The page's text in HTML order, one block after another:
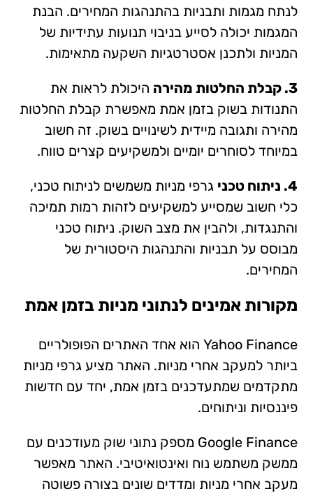
לנתח מגמות ותבניות בהתנהגות המחירים. הבנת
המגמות יכולה לסייע בניבוי תנועות עתידיות של
המניות ולתכנן אסטרטגיות השקעה מתאימות.
3. קבלת החלטות מהירה
היכולת לראות את
התנודות בשוק בזמן אמת מאפשרת קבלת החלטות
מהירה ותגובה מיידית לשינויים בשוק. זה חשוב
במיוחד לסוחרים יומיים ולמשקיעים קצרים טווח.
4. ניתוח טכני
גרפי מניות משמשים לניתוח טכני,
כלי חשוב שמסייע למשקיעים לזהות רמות תמיכה
והתנגדות, ולהבין את מצב השוק. ניתוח טכני
מבוסס על תבניות והתנהגות היסטורית של
המחירים.
מקורות אמינים לנתוני מניות בזמן אמת
Yahoo Finance הוא אחד האתרים הפופולריים
ביותר למעקב אחרי מניות. האתר מציע גרפי מניות
מתקדמים שמתעדכנים בזמן אמת, יחד עם חדשות
פיננסיות וניתוחים.
Google Finance מספק נתוני שוק מעודכנים עם
ממשק משתמש נוח ואינטואיטיבי. האתר מאפשר
מעקב אחרי מניות ומדדים שונים בצורה פשוטה